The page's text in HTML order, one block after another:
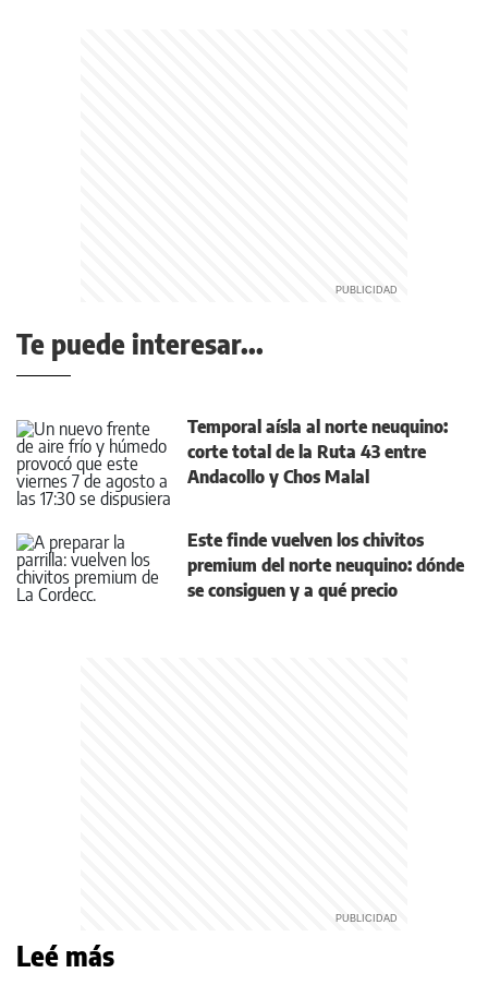
Te puede interesar...
Temporal aísla al norte neuquino:
corte total de la Ruta 43 entre
Andacollo y Chos Malal
Este finde vuelven los chivitos
premium del norte neuquino: dónde
se consiguen y a qué precio
Leé más